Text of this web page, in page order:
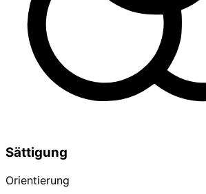
Sättigung
Orientierung